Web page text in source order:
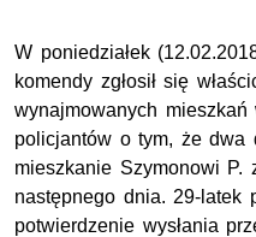
W poniedziałek
komendy zgłosił się
wynajmowanych
policjantów o tym, że dwa
mieszkanie Szymonowi P.
następnego dnia. 29-latek
potwierdzenie wysłania